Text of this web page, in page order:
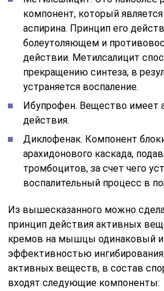
компонент, который
аспирина. Принцип его
болеутоляющем и
действии. Метилсалицит
прекращению синтеза, в
устраняется воспаление.
Ибупрофен. Вещество имеет
действия.
Диклофенак. Компонент
арахидонового каскада,
тромбоцитов, за счет чего
воспалительный процесс в
Из вышесказанного можно
принцип действия активных
кремов на мышцы одинаковый и
эффективностью
активных веществ, в состав
входят следующие компоненты: